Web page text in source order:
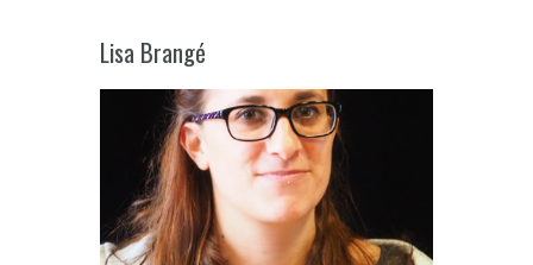
Lisa Brangé